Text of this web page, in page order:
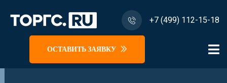
+7 (499) 112-15-18
ОСТАВИТЬ ЗАЯВКУ